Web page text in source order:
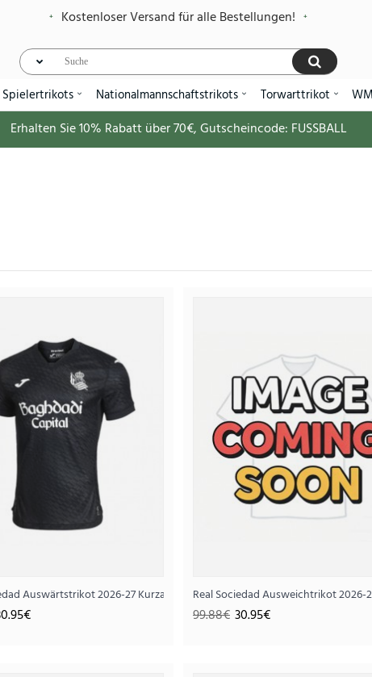
Kostenloser Versand für alle Bestellungen!
Spielertrikots Nationalmannschaftstrikots Torwarttrikot
Erhalten Sie10% Rabatt über70€, Gutscheincode: FUSSBALL
..
Auswärtstrikot 2026-27 Kurzarm Real Sociedad Ausweichtrikot 2026-
99.88€ 30.95€